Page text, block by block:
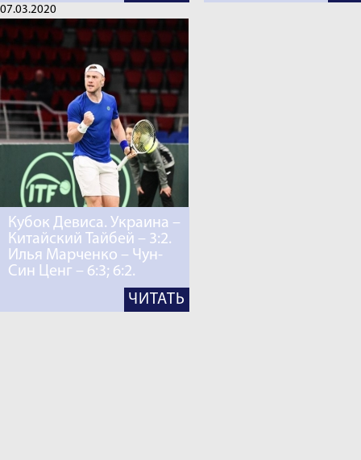
07.03.2020
Кубок Девиса. Украина –
Китайский Тайбей – 3:2.
Илья Марченко – Чун-
Син Ценг – 6:3; 6:2.
ЧИТАТЬ